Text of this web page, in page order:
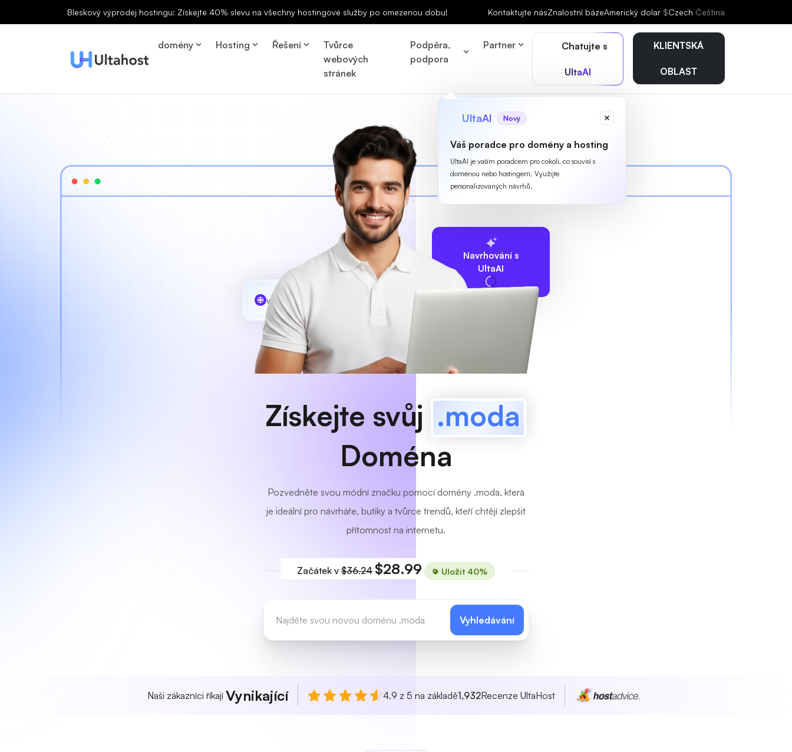
Bleskový výprodej hostingu: Získejte 40% slevu na všechny hostingové služby po omezenou dobu! Kontaktujte násZnalostní bázeAmerický dolar $Czech Čeština
domény Hosting Řešení
Tvůrce
webových
stránek
Podpěra,
podpora
Partner Chatujte s
UltaAI
UltaAI Nový
Váš poradce pro domény a hosting
UltaAI je vaším poradcem pro cokoli, co souvisí s
doménou nebo hostingem. Využijte
personalizovaných návrhů.
KLIENTSKÁ
OBLAST
Navrhování s
UltaAI
www MyCafe
Získejte svůj .moda
Doména
Pozvedněte svou módní značku pomocí domény .moda, která
je ideální pro návrháře, butiky a tvůrce trendů, kteří chtějí zlepšit
přítomnost na internetu.
Začátek v $36.24 $28.99 Uložit 40%
Vyhledávání
Naši zákazníci říkají Vynikající 4.9 z 5 na základě1,932Recenze UltaHost